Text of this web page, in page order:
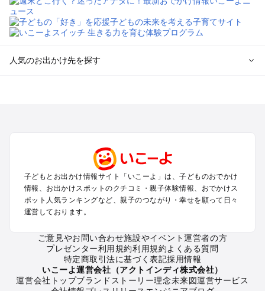
人気のお出かけ先を探す
関西のプールおでかけ
中国･四国のプールおでかけ
九州･沖縄のプールおでかけ
定番お出かけスポット
牧場
子どもとお出かけ情報サイト「いこーよ」は、子どものおでかけ
情報、お出かけスポットのクチコミ・親子体験情報、おでかけス
ポット人気ランキングなど、親子のつながり・幸せを願って日々
運営しております。
ご意見やお問い合わせ施設やイベント運営者の方
プレゼンター利用規約利用規約よくある質問
特定商取引法に基づく表記採用情報
いこーよ運営会社（アクトインディ株式会社）
運営会社トップブランドストーリー理念未来図運営サービス